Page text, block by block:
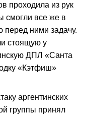
проходила из рук
смогли все же в
перед ними задачу.
стоящую у
ДПЛ «Санта
«Кэтфиш»
аргентинских
группы принял